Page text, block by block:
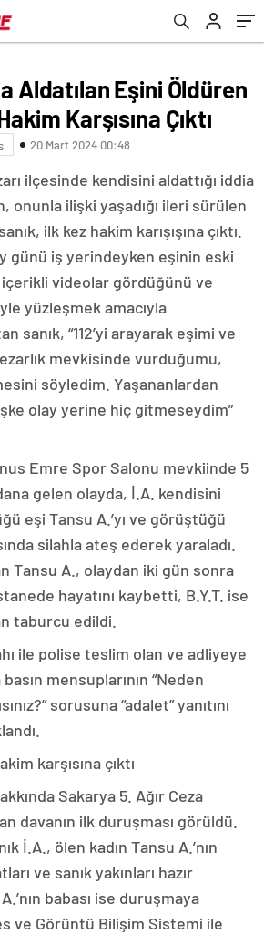
Aldatılan Eşini Öldüren
Karşısına Çıktı
20 Mart 2024 00:48
ilçesinde kendisini aldattığı iddia
onunla ilişki yaşadığı ileri sürülen
ilk kez hakim karışışına çıktı.
günü iş yerindeyken eşinin eski
videolar gördüğünü ve
yüzleşmek amacıyla
sanık, “112’yi arayarak eşimi ve
mevkisinde vurduğumu,
söyledim. Yaşananlardan
olay yerine hiç gitmeseydim”
Emre Spor Salonu mevkiinde 5
gelen olayda, İ.A. kendisini
eşi Tansu A.’yı ve görüştüğü
silahla ateş ederek yaraladı.
Tansu A., olaydan iki gün sonra
hayatını kaybetti, B.Y.T. ise
taburcu edildi.
ile polise teslim olan ve adliyeye
mensuplarının “Neden
sorusuna “adalet” yanıtını
karşısına çıktı
Sakarya 5. Ağır Ceza
davanın ilk duruşması görüldü.
İ.A., ölen kadın Tansu A.’nın
ve sanık yakınları hazır
babası ise duruşmaya
ve Görüntü Bilişim Sistemi ile